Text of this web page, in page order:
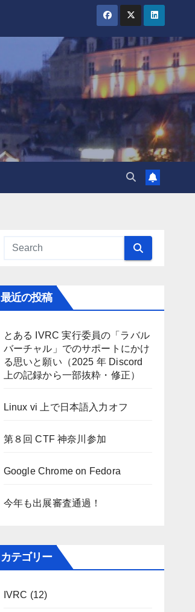
最近の投稿
とある IVRC 実行委員の「ラバル
バーチャル」でのサポートにかけ
る思いと願い（2025 年 Discord
上の記録から一部抜粋・修正）
Linux vi 上で日本語入力オフ
第８回 CTF 神奈川参加
Google Chrome on Fedora
今年も出展審査通過！
カテゴリー
IVRC (12)